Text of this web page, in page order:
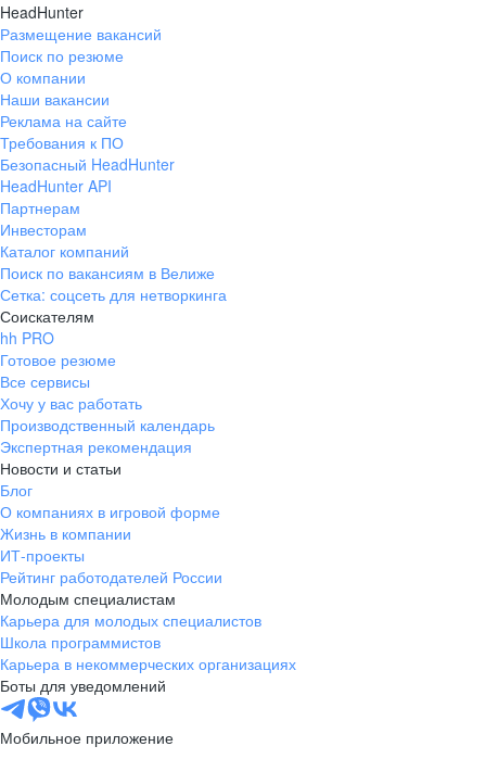
HeadHunter
Размещение вакансий
Поиск по резюме
О компании
Наши вакансии
Реклама на сайте
Требования к ПО
Безопасный HeadHunter
HeadHunter API
Партнерам
Инвесторам
Каталог компаний
Поиск по вакансиям в Велиже
Сетка: соцсеть для нетворкинга
Соискателям
hh PRO
Готовое резюме
Все сервисы
Хочу у вас работать
Производственный календарь
Экспертная рекомендация
Новости и статьи
Блог
О компаниях в игровой форме
Жизнь в компании
ИТ-проекты
Рейтинг работодателей России
Молодым специалистам
Карьера для молодых специалистов
Школа программистов
Карьера в некоммерческих организациях
Боты для уведомлений
Мобильное приложение